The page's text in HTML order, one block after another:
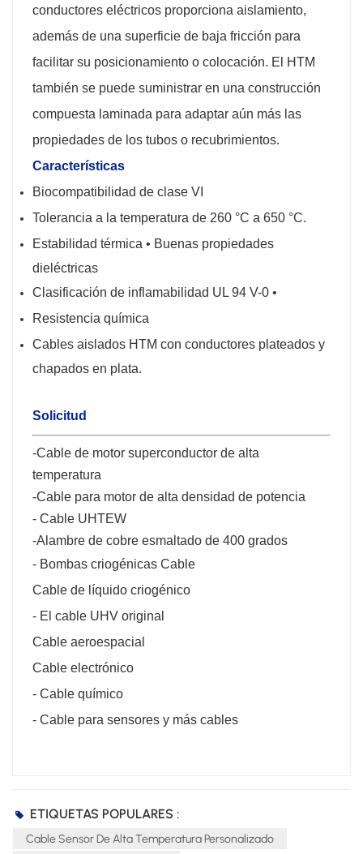
conductores eléctricos proporciona aislamiento,
además de una superficie de baja fricción para
facilitar su posicionamiento o colocación. El HTM
también se puede suministrar en una construcción
compuesta laminada para adaptar aún más las
propiedades de los tubos o recubrimientos.
Características
Biocompatibilidad de clase VI
Tolerancia a la temperatura de 260 °C a 650 °C.
Estabilidad térmica • Buenas propiedades
dieléctricas
Clasificación de inflamabilidad UL 94 V-0 •
Resistencia química
Cables aislados HTM con conductores plateados y
chapados en plata.
Solicitud
-Cable de motor superconductor de alta
temperatura
-Cable para motor de alta densidad de potencia
- Cable UHTEW
-Alambre de cobre esmaltado de 400 grados
- Bombas criogénicas Cable
Cable de líquido criogénico
- El cable UHV original
Cable aeroespacial
Cable electrónico
- Cable químico
- Cable para sensores y más cables
ETIQUETAS POPULARES :
Cable Sensor De Alta Temperatura Personalizado